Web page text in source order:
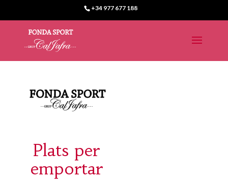
+34 977 677 188
Plats per
emportar